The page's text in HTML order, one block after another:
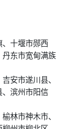
十堰市郧西
东市宽甸满族
安市遂川县、
滨州市阳信
林市神木市、